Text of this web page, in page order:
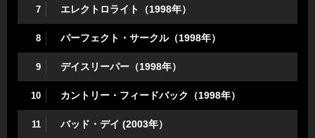
7 エレクトロライト（1998年）
8 パーフェクト・サークル（1998年）
9 デイスリーパー（1998年）
10 カントリー・フィードバック（1998年）
11 バッド・デイ (2003年）